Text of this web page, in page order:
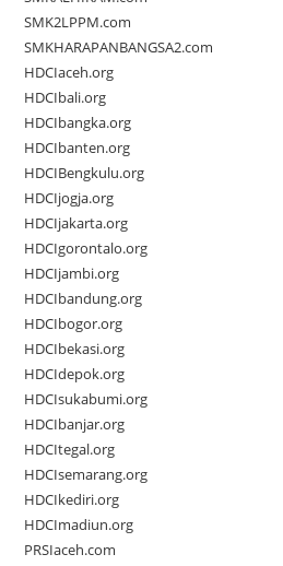
SMK2LPPM.com
SMKHARAPANBANGSA2.com
HDCIaceh.org
HDCIbali.org
HDCIbangka.org
HDCIbanten.org
HDCIBengkulu.org
HDCIjogja.org
HDCIjakarta.org
HDCIgorontalo.org
HDCIjambi.org
HDCIbandung.org
HDCIbogor.org
HDCIbekasi.org
HDCIdepok.org
HDCIsukabumi.org
HDCIbanjar.org
HDCItegal.org
HDCIsemarang.org
HDCIkediri.org
HDCImadiun.org
PRSIaceh.com